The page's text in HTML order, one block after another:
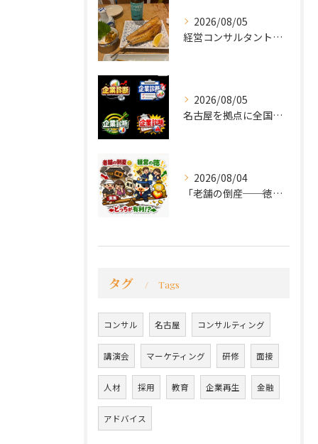
2026/08/05
経営コンサルタントのモーちゃん・毛利京申です。
2026/08/05
名古屋を拠点に全国で活動する 経営コンサルタントの 毛利京申...
2026/08/04
「老舗の倒産──徳が会社を救うか、沈めるか」
タグ Tags
コンサル 名古屋 コンサルティング
講演会 マーケティング 研修 面接
人材 採用 教育 企業再生 金融
アドバイス